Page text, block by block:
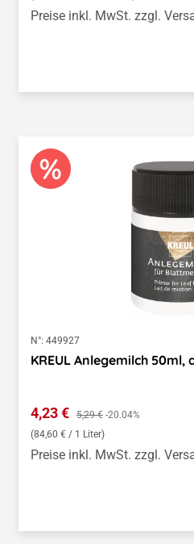
Preise inkl. MwSt. zzgl.
N°: 449927
KREUL Anlegemilch 50ml,
Verkaufspreis:
4,23 € Regulärer Preis:
5,29 € -20.04%
(84,60 € / 1 Liter)
Preise inkl. MwSt. zzgl.